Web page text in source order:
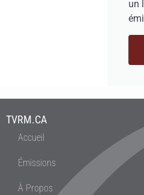
un
TVRM.CA
Accueil
Émissions
À Propos